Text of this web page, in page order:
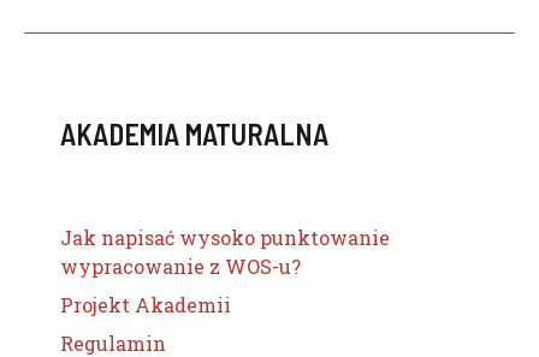
AKADEMIA MATURALNA
Jak napisać wysoko punktowanie
wypracowanie z WOS-u?
Projekt Akademii
Regulamin